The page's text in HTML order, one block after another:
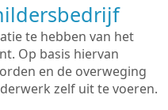
te hebben van het
Op basis hiervan
en de overweging
zelf uit te voeren.